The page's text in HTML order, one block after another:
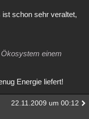
schon sehr veraltet,
einem
Energie liefert!
22.11.2009 um 00:12